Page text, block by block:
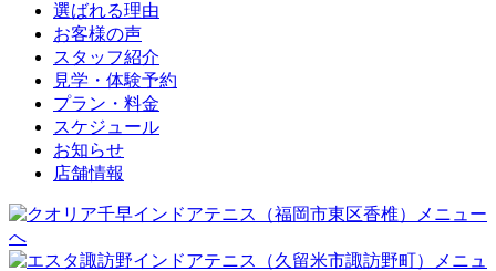
選ばれる理由
お客様の声
スタッフ紹介
見学・体験予約
プラン・料金
スケジュール
お知らせ
店舗情報